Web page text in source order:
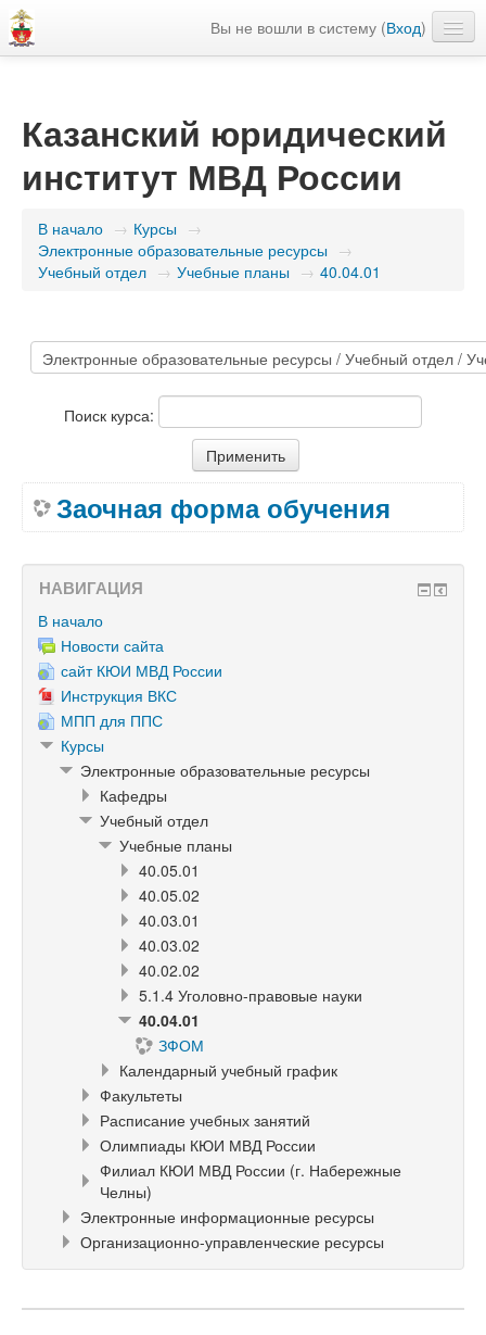
Вы не вошли в систему (Вход)
Казанский юридический
институт МВД России
В начало → Курсы →
Электронные образовательные ресурсы →
Учебный отдел → Учебные планы → 40.04.01
Поиск курса:
Заочная форма обучения
НАВИГАЦИЯ
В начало
Новости сайта
сайт КЮИ МВД России
Инструкция ВКС
МПП для ППС
Курсы
Электронные образовательные ресурсы
Кафедры
Учебный отдел
Учебные планы
40.05.01
40.05.02
40.03.01
40.03.02
40.02.02
5.1.4 Уголовно-правовые науки
40.04.01
ЗФОМ
Календарный учебный график
Факультеты
Расписание учебных занятий
Олимпиады КЮИ МВД России
Филиал КЮИ МВД России (г. Набережные
Челны)
Электронные информационные ресурсы
Организационно-управленческие ресурсы